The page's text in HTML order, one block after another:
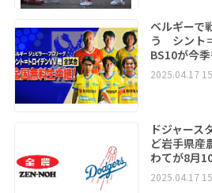
ベルギーで
う シント
BS10が今
2025.04.17
ドジャース
ど岩手県
わてが8月
2025.04.17